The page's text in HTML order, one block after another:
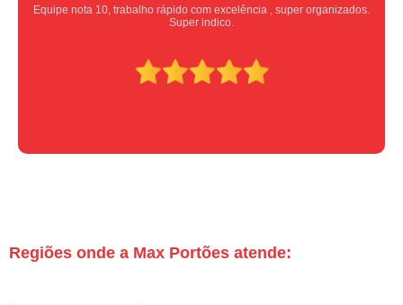
Equipe nota 10, trabalho rápido com excelência , super organizados.
Super indico.
Regiões onde a Max Portões atende: